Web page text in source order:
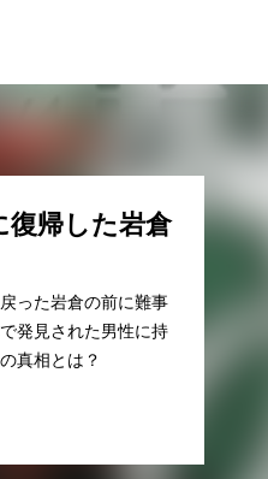
復帰した岩倉
った岩倉の前に難事
発見された男性に持
真相とは？